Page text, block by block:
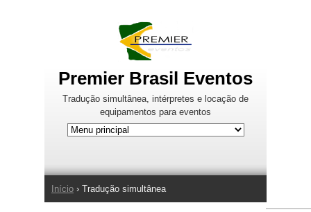
Premier Brasil Eventos
Tradução simultânea, intérpretes e locação de
equipamentos para eventos
Você está aqui
Início › Tradução simultânea